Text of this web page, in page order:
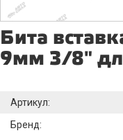
Бита
9мм 3/8"
Артикул:
Бренд: